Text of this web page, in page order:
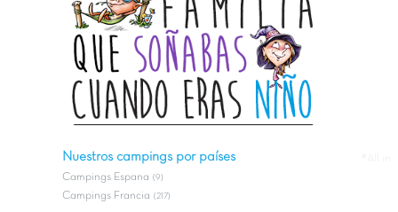
Nuestros campings por países
Campings Espana (9)
Campings Francia (217)